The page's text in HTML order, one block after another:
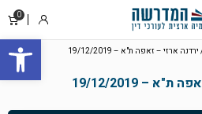
פתח
0
סל
התחבר
ארזי – זאפה ת"א – 19/12/2019
– 19/12/2019